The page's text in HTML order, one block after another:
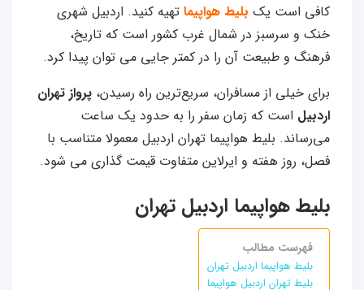
کافی است یک بلیط هواپیما تهیه کنید. اردبیل شهری
خنک و سرسبز در شمال غرب کشور است که تاریخ،
فرهنگ و طبیعت آن را در کمتر جایی می توان پیدا کرد.
برای خیلی از مسافران، سریع‌ترین راه رسیدن، پرواز تهران
اردبیل است که زمان سفر را به حدود یک ساعت
می‌رساند. بلیط هواپیما تهران اردبیل معمولا متناسب با
فصل، روز هفته و ایرلاین متفاوت قیمت‌ گذاری می‌ شود.
بلیط هواپیما اردبیل تهران
فهرست مطالب
بلیط هواپیما اردبیل تهران
بلیط تهران اردبیل هواپیما